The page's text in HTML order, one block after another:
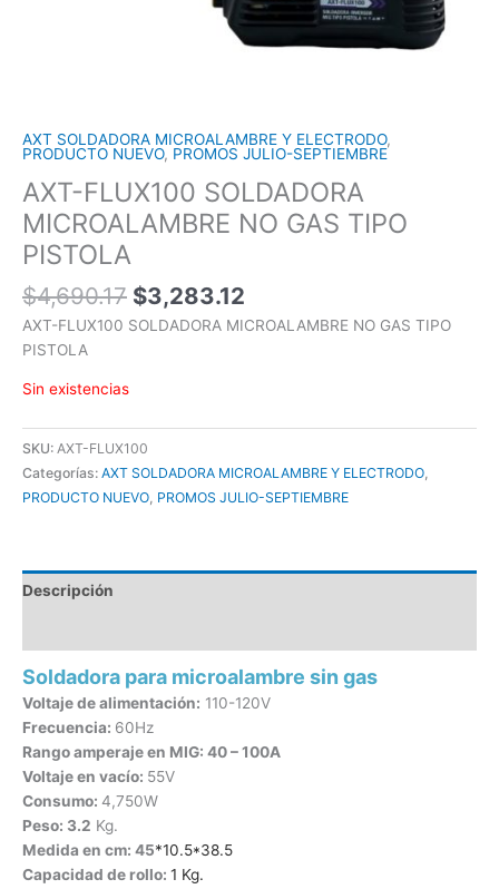
AXT SOLDADORA MICROALAMBRE Y ELECTRODO,
PRODUCTO NUEVO, PROMOS JULIO-SEPTIEMBRE
AXT-FLUX100 SOLDADORA
MICROALAMBRE NO GAS TIPO
PISTOLA
$4,690.17 $3,283.12
AXT-FLUX100 SOLDADORA MICROALAMBRE NO GAS TIPO
PISTOLA
Sin existencias
SKU: AXT-FLUX100
Categorías: AXT SOLDADORA MICROALAMBRE Y ELECTRODO
PRODUCTO NUEVO PROMOS JULIO-SEPTIEMBRE
Descripción
Soldadora para microalambre sin gas
Voltaje de alimentación: 110-120V
Frecuencia: 60Hz
Rango amperaje en MIG: 40 – 100A
Voltaje en vacío: 55V
Consumo: 4,750W
​Peso: 3.2 Kg.
​Medida en cm: 45*10.5*38.5
Capacidad de rollo: 1 Kg.